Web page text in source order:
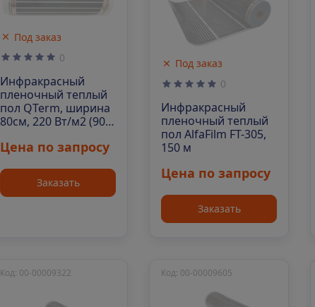
Под заказ
0
Инфракрасный
пленочный теплый
пол QTerm, ширина
80см, 220 Вт/м2 (90
Цена по запросу
Заказать
Под заказ
0
Инфракрасный
пленочный теплый
пол AlfaFilm FT-305,
150 м
Цена по запросу
Заказать
Код: 00-00009322 Код: 00-00009605